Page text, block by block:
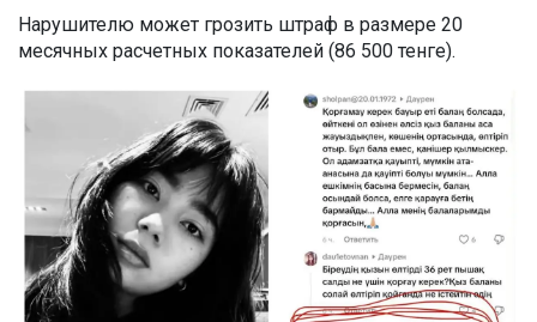
Нарушителю может грозить штраф в размере 20
месячных расчетных показателей (86 500 тенге).